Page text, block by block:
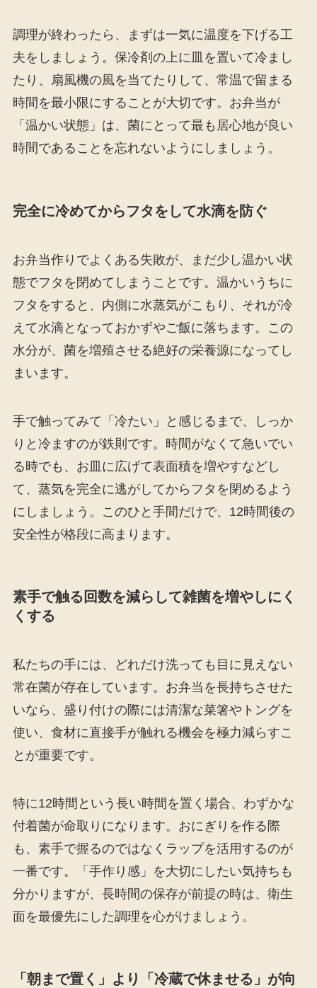
調理が終わったら、まずは一気に温度を下げる工
夫をしましょう。保冷剤の上に皿を置いて冷まし
たり、扇風機の風を当てたりして、常温で留まる
時間を最小限にすることが大切です。お弁当が
「温かい状態」は、菌にとって最も居心地が良い
時間であることを忘れないようにしましょう。
完全に冷めてからフタをして水滴を防ぐ
お弁当作りでよくある失敗が、まだ少し温かい状
態でフタを閉めてしまうことです。温かいうちに
フタをすると、内側に水蒸気がこもり、それが冷
えて水滴となっておかずやご飯に落ちます。この
水分が、菌を増殖させる絶好の栄養源になってし
まいます。
手で触ってみて「冷たい」と感じるまで、しっか
りと冷ますのが鉄則です。時間がなくて急いでい
る時でも、お皿に広げて表面積を増やすなどし
て、蒸気を完全に逃がしてからフタを閉めるよう
にしましょう。このひと手間だけで、12時間後の
安全性が格段に高まります。
素手で触る回数を減らして雑菌を増やしにく
くする
私たちの手には、どれだけ洗っても目に見えない
常在菌が存在しています。お弁当を長持ちさせた
いなら、盛り付けの際には清潔な菜箸やトングを
使い、食材に直接手が触れる機会を極力減らすこ
とが重要です。
特に12時間という長い時間を置く場合、わずかな
付着菌が命取りになります。おにぎりを作る際
も、素手で握るのではなくラップを活用するのが
一番です。「手作り感」を大切にしたい気持ちも
分かりますが、長時間の保存が前提の時は、衛生
面を最優先にした調理を心がけましょう。
「朝まで置く」より「冷蔵で休ませる」が向